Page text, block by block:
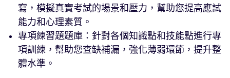
寫，模擬真實考試的場景和壓力，幫助您提高應試
能力和心理素質。
專項練習題題庫：針對各個知識點和技能點進行專
項訓練，幫助您查缺補漏，強化薄弱環節，提升整
體水準。